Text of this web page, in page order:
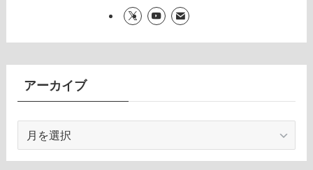
アーカイブ
カ